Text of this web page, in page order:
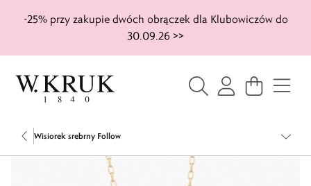
-25% przy zakupie dwóch obrączek dla Klubowiczów do
30.09.26 >>
Wisiorek srebrny Follow